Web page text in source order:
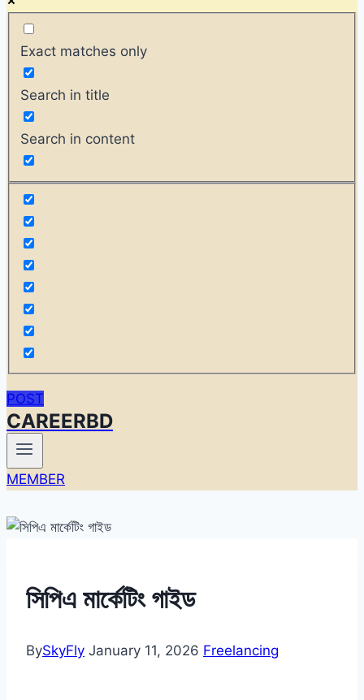
Exact matches only
Search in title
Search in content
POST
CAREERBD
MEMBER
সিপিএ মার্কেটিং গাইড
BySkyFly January 11, 2026 Freelancing